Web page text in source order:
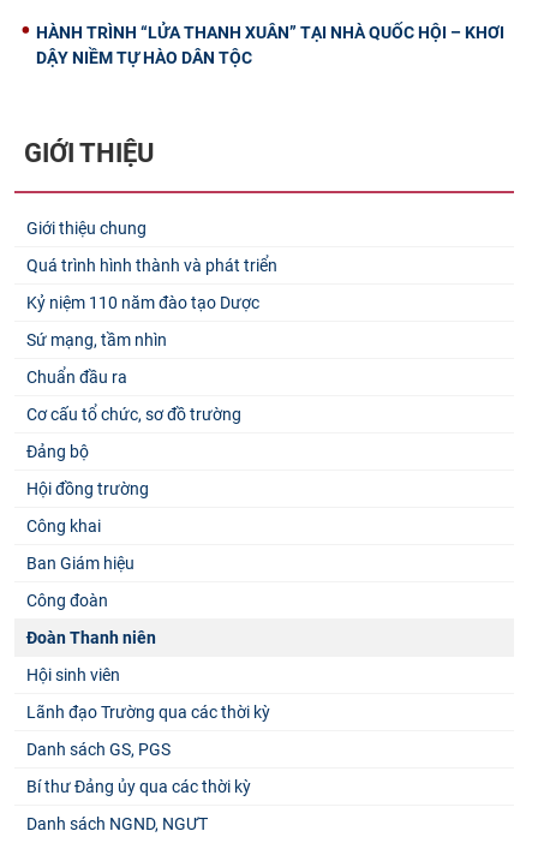
HÀNH TRÌNH “LỬA THANH XUÂN” TẠI NHÀ QUỐC HỘI – KHƠI
DẬY NIỀM TỰ HÀO DÂN TỘC
GIỚI THIỆU
Giới thiệu chung
Quá trình hình thành và phát triển
Kỷ niệm 110 năm đào tạo Dược
Sứ mạng, tầm nhìn
Chuẩn đầu ra
Cơ cấu tổ chức, sơ đồ trường
Đảng bộ
Hội đồng trường
Công khai
Ban Giám hiệu
Công đoàn
Đoàn Thanh niên
Hội sinh viên
Lãnh đạo Trường qua các thời kỳ
Danh sách GS, PGS
Bí thư Đảng ủy qua các thời kỳ
Danh sách NGND, NGƯT